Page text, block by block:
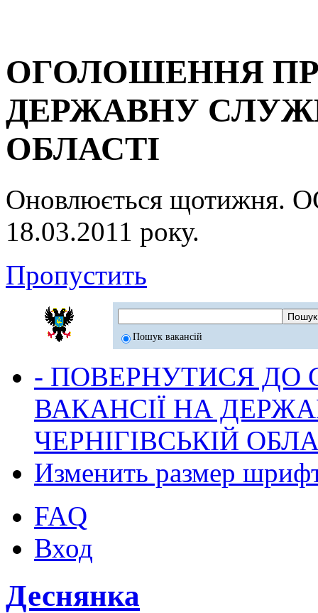
ОГОЛОШЕННЯ
ДЕРЖАВНУ
ОБЛАСТІ
Оновлюється
18.03.2011 року.
Пропустить
Пошук вакансій
- ПОВЕРНУТИСЯ ДО
ВАКАНСІЇ НА
ЧЕРНІГІВСЬКІЙ
Изменить размер
FAQ
Вход
Деснянка